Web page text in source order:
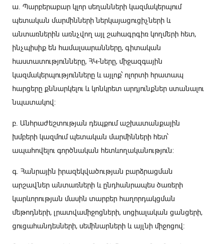
ա. Պարբերաբար կլոր սեղանների կազմակերպում
պետական ​​մարմինների ներկայացուցիչների և
անտառներին առնչվող այլ շահագրգիռ կողմերի հետ,
ինչպիսիք են համալսարանները, գիտական
հաստատությունները, ՀԿ-ները, միջազգային
կազմակերպությունները և այլոք՝ ոլորտի հրատապ
հարցերը քննարկելու և կոնկրետ արդյունքներ ստանալու
նպատակով:
բ. Անհրաժեշտության դեպքում աշխատանքային
խմբերի կազմում պետական ​​մարմինների հետ՝
ապահովելու գործնական հետևողականություն:
գ. Հանրային իրազեկվածության բարձրացման
արշավներ անտառների և ընդհանրապես ծառերի
կարևորության մասին տարբեր հաղորդակցման
մեթոդների, լրատվամիջոցների, սոցիալական ցանցերի,
ցուցահանդեսների, սեմինարների և այլնի միջոցով: